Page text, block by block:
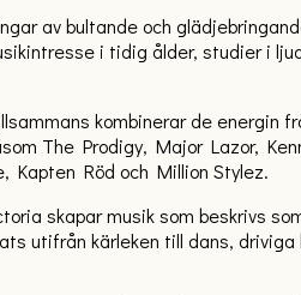
av bultande och
i tidig ålder, studier i
kombinerar de energin
The Prodigy, Major Lazor,
Kapten Röd och Million Stylez.
skapar musik som beskrivs
utifrån kärleken till dans, driviga